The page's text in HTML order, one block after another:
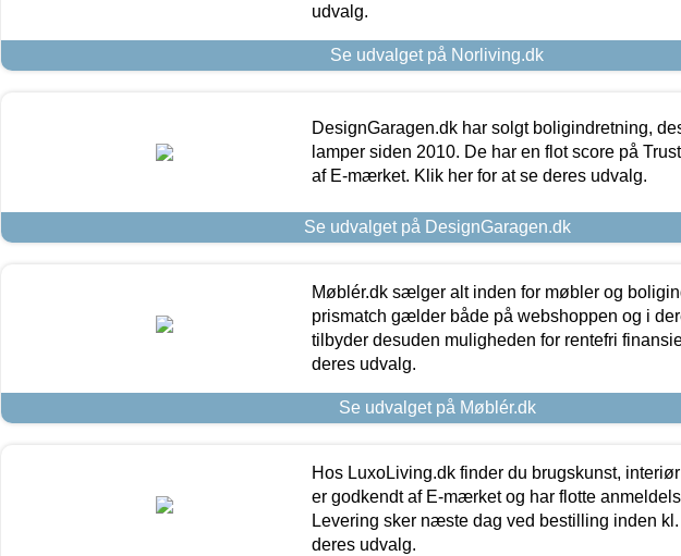
udvalg.
Se udvalget på Norliving.dk
DesignGaragen.dk har solgt boligindretning,
lamper siden 2010. De har en flot score på
af E-mærket. Klik her for at se deres udvalg.
Se udvalget på DesignGaragen.dk
Møblér.dk sælger alt inden for møbler og
prismatch gælder både på webshoppen og i
tilbyder desuden muligheden for rentefri
deres udvalg.
Se udvalget på Møblér.dk
Hos LuxoLiving.dk finder du brugskunst,
er godkendt af E-mærket og har flotte
Levering sker næste dag ved bestilling inden
deres udvalg.